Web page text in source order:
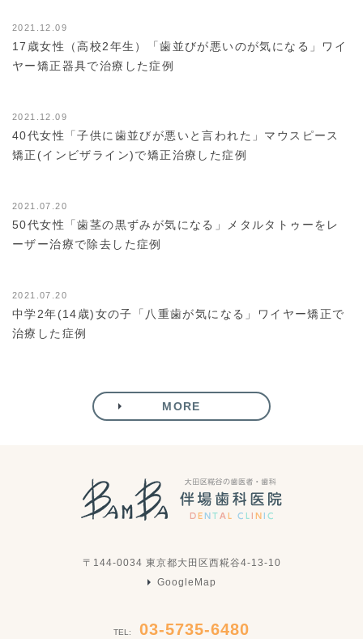
2021.12.09
17歳女性（高校2年生）「歯並びが悪いのが気になる」ワイ
ヤー矯正器具で治療した症例
2021.12.09
40代女性「子供に歯並びが悪いと言われた」マウスピース
矯正(インビザライン)で矯正治療した症例
2021.07.20
50代女性「歯茎の黒ずみが気になる」メタルタトゥーをレ
ーザー治療で除去した症例
2021.07.20
中学2年(14歳)女の子「八重歯が気になる」ワイヤー矯正で
治療した症例
MORE
〒144-0034 東京都大田区西糀谷4-13-10
GoogleMap
TEL: 03-5735-6480